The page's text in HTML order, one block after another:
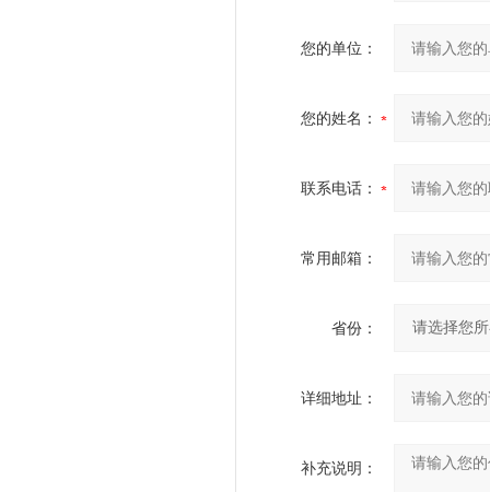
您的单位：
您的姓名：
联系电话：
常用邮箱：
省份：
详细地址：
补充说明：